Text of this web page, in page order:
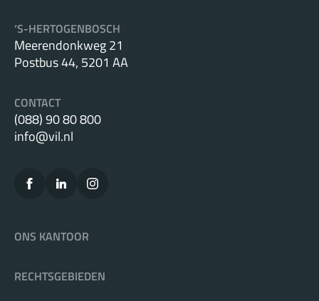
‘S-HERTOGENBOSCH
Meerendonkweg 21
Postbus 44, 5201 AA
CONTACT
(088) 90 80 800
info@vil.nl
ONS KANTOOR
RECHTSGEBIEDEN